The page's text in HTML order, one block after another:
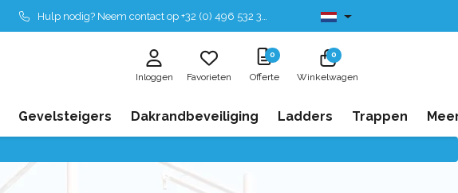
Hulp nodig? Neem contact op +32 (0) 496 532 330 Leverbaar uit voorraad
Inloggen Favorieten
0
Offerte
0
Winkelwagen
Gevelsteigers Dakrandbeveiliging Ladders Trappen